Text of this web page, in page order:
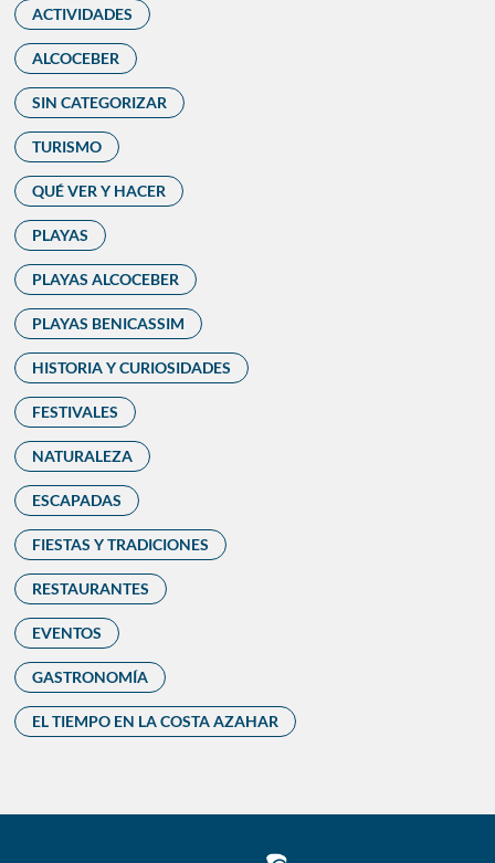
ACTIVIDADES
ALCOCEBER
SIN CATEGORIZAR
TURISMO
QUÉ VER Y HACER
PLAYAS
PLAYAS ALCOCEBER
PLAYAS BENICASSIM
HISTORIA Y CURIOSIDADES
FESTIVALES
NATURALEZA
ESCAPADAS
FIESTAS Y TRADICIONES
RESTAURANTES
EVENTOS
GASTRONOMÍA
EL TIEMPO EN LA COSTA AZAHAR